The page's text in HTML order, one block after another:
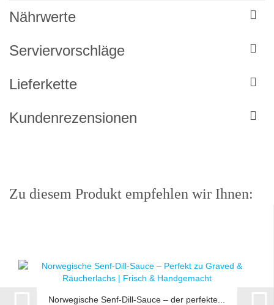
Nährwerte
Serviervorschläge
Lieferkette
Kundenrezensionen
Zu diesem Produkt empfehlen wir Ihnen:
Norwegische Senf-Dill-Sauce – der perfekte...